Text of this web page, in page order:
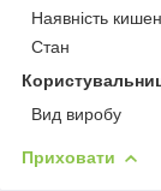
Наявність
Стан
Вид виробу
Приховати